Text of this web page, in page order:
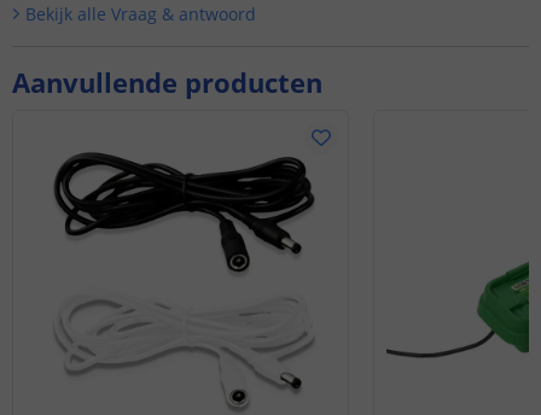
Aanvullende producten
Bekijk alle Vraag & antwoord